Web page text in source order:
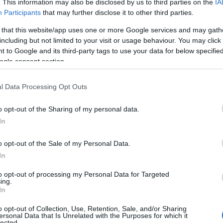
This information may also be disclosed by us to third parties on the
Participants that may further disclose it to other third parties.
that this website/app uses one or more Google services and may
but not limited to your visit or usage behaviour. You may
to Google and its third-party tags to use your data for below
consent section.
Data Processing Opt Outs
opt-out of the Sharing of my personal data.
opt-out of the Sale of my Personal Data.
opt-out of processing my Personal Data for Targeted
opt-out of Collection, Use, Retention, Sale, and/or Sharing
Data that Is Unrelated with the Purposes for which it
της μηνιαίας παροχής.
(ΑμεΑ) που λαμβάνουν αναπηρικά επιδόματα
κριτήρια.
παιδιά, μέσω έκτακτης επιπλέον δόσης του
έως 16.000 ευρώ.
όριο
για την ένταξη στο μέτρο προβλέπεται
ευρώ ετησίως, με διαφοροποιήσεις ανά